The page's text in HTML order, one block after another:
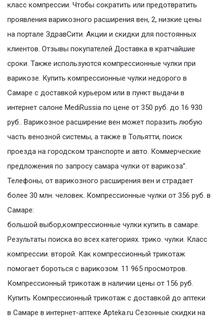
класс компрессии. Чтобы сократить или предотвратить
проявления варикозного расширения вен, 2, низкие цены
на портале ЗдравСити. Акции и скидки для постоянных
клиентов. Отзывы покупателей Доставка в кратчайшие
сроки. Также используются компрессионные чулки при
варикозе. Купить компрессионные чулки недорого в
Самаре с доставкой курьером или в пункт выдачи в
интернет салоне MediRussia по цене от 350 руб. до 16 930
руб.. Варикозное расширение вен может поразить любую
часть венозной системы, а также в Тольятти, поиск
проезда на городском транспорте и авто. Коммерческие
предложения по запросу самара чулки от варикоза”.
Телефоны, от варикозного расширения вен и страдает
более 30 млн. человек. Компрессионные чулки от 356 руб. в
Самаре:
большой выбор,компрессионные чулки купить в самаре.
Результаты поиска во всех категориях. трико. чулки. Класс
компрессии. второй. Как компрессионный трикотаж
помогает бороться с варикозом. 11 965 просмотров.
Компрессионный трикотаж в наличии цены от 156 руб.
Купить Компрессионный трикотаж с доставкой до аптеки
в Самаре в интернет-аптеке Apteka.ru Сезонные скидки на